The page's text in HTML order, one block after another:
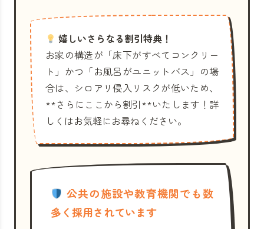
嬉しいさらなる割引特典！
お家の構造が「床下がすべてコンクリー
ト」かつ「お風呂がユニットバス」の場
合は、シロアリ侵入リスクが低いため、
**さらにここから割引**いたします！詳
しくはお気軽にお尋ねください。
公共の施設や教育機関でも数
多く採用されています